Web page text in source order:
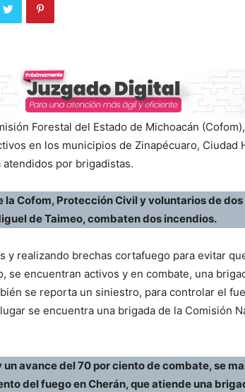
Forestal del Estado de Michoacán
en los municipios de Zinapécuaro, Ciudad
por brigadistas.
la Cofom, Protección Civil y voluntarios de
de Taimeo, combaten dos incendios.
y realizando brechas cortafuego para evitar
se encuentran activos y en combate, una
se reporta un siniestro, para controlar el
se encuentra una brigada de la Comisión
avance del 70 por ciento de combate, se
del fuego en Cherán, que atiende una